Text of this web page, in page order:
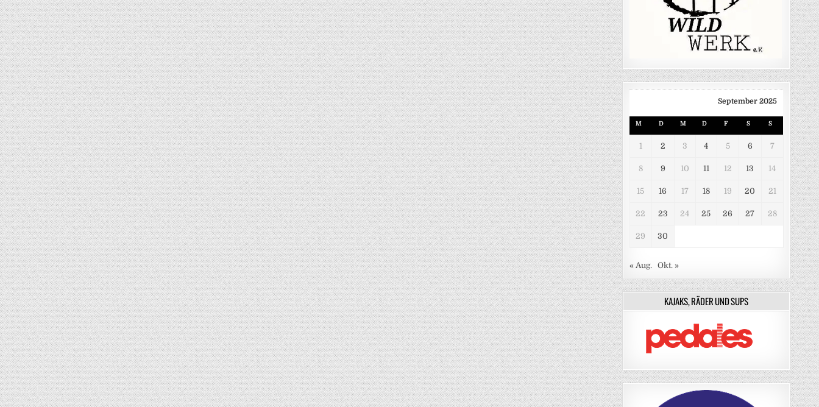
September 2025
M D M D F S S
1 2 3 4 5 6 7
8 9 10 11 12 13 14
15 16 17 18 19 20 21
22 23 24 25 26 27 28
29 30
« Aug. Okt. »
KAJAKS, RÄDER UND SUPS